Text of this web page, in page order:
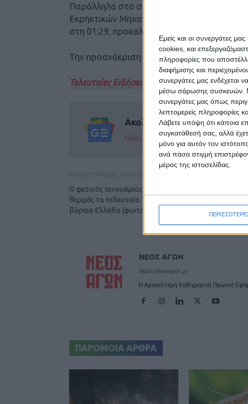
Εμείς και οι συνεργάτες
cookies, και
πληροφορίες που
διαφήμισης και
συνεργάτες μας ενδέχεται
μέσω σάρωσης συσκευών.
συνεργάτες μας όπως
λεπτομερείς πληροφορίες
Λάβετε υπόψη ότι κάποια
συγκατάθεσή σας, αλλά
μόνο για αυτόν τον
ανά πάσα στιγμή
μέρος της ιστοσελίδας.
Παράλληλα στο σημείο έσπευσε κλιμάκιο
Εκρηκτικών Μηχανισμών της ΕΛΑΣ. Ο
στη 01:29, προκαλώντας υλικές ζημιές.
Την προανάκριση για την υπόθεση
Τελευταίες Ειδήσεις Σήμερα
Ακολούθησε την
Όλες οι εξελίξεις στην περιοχή
Ο φετινός Ιανουάριος ήταν ο δεύτερος πιο
θερμός τα τελευταία 15 χρόνια σε Θεσσαλία και
βόρεια Ελλάδα (φωτο)
ΝΕΟΣ ΑΓΩΝ
https://neosagon.gr
Η Αρχαιότερη Καθημερινή Πρωινή
ΠΑΡΟΜΟΙΑ ΑΡΘΡΑ